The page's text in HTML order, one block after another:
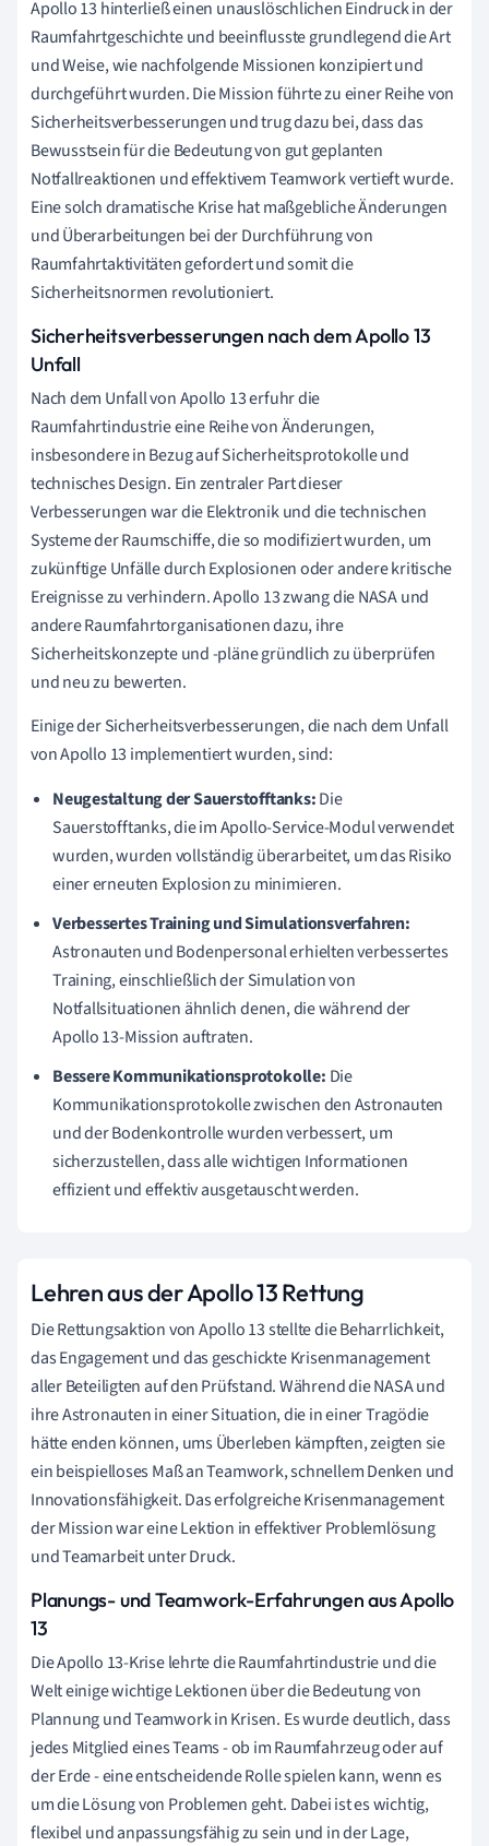
Apollo 13 hinterließ einen unauslöschlichen Eindruck in der
Raumfahrtgeschichte und beeinflusste grundlegend die Art
und Weise, wie nachfolgende Missionen konzipiert und
durchgeführt wurden. Die Mission führte zu einer Reihe von
Sicherheitsverbesserungen und trug dazu bei, dass das
Bewusstsein für die Bedeutung von gut geplanten
Notfallreaktionen und effektivem Teamwork vertieft wurde.
Eine solch dramatische Krise hat maßgebliche Änderungen
und Überarbeitungen bei der Durchführung von
Raumfahrtaktivitäten gefordert und somit die
Sicherheitsnormen revolutioniert.
Sicherheitsverbesserungen nach dem Apollo 13
Unfall
Nach dem Unfall von Apollo 13 erfuhr die
Raumfahrtindustrie eine Reihe von Änderungen,
insbesondere in Bezug auf Sicherheitsprotokolle und
technisches Design. Ein zentraler Part dieser
Verbesserungen war die Elektronik und die technischen
Systeme der Raumschiffe, die so modifiziert wurden, um
zukünftige Unfälle durch Explosionen oder andere kritische
Ereignisse zu verhindern. Apollo 13 zwang die NASA und
andere Raumfahrtorganisationen dazu, ihre
Sicherheitskonzepte und -pläne gründlich zu überprüfen
und neu zu bewerten.
Einige der Sicherheitsverbesserungen, die nach dem Unfall
von Apollo 13 implementiert wurden, sind:
Neugestaltung der Sauerstofftanks:Die
Sauerstofftanks, die im Apollo-Service-Modul verwendet
wurden, wurden vollständig überarbeitet, um das Risiko
einer erneuten Explosion zu minimieren.
Verbessertes Training und Simulationsverfahren:
Astronauten und Bodenpersonal erhielten verbessertes
Training, einschließlich der Simulation von
Notfallsituationen ähnlich denen, die während der
Apollo 13-Mission auftraten.
Bessere Kommunikationsprotokolle: Die
Kommunikationsprotokolle zwischen den Astronauten
und der Bodenkontrolle wurden verbessert, um
sicherzustellen, dass alle wichtigen Informationen
effizient und effektiv ausgetauscht werden.
Lehren aus der Apollo 13 Rettung
Die Rettungsaktion von Apollo 13 stellte die Beharrlichkeit,
das Engagement und das geschickte Krisenmanagement
aller Beteiligten auf den Prüfstand. Während die NASA und
ihre Astronauten in einer Situation, die in einer Tragödie
hätte enden können, ums Überleben kämpften, zeigten sie
ein beispielloses Maß an Teamwork, schnellem Denken und
Innovationsfähigkeit. Das erfolgreiche Krisenmanagement
der Mission war eine Lektion in effektiver Problemlösung
und Teamarbeit unter Druck.
Planungs- und Teamwork-Erfahrungen aus Apollo
13
Die Apollo 13-Krise lehrte die Raumfahrtindustrie und die
Welt einige wichtige Lektionen über die Bedeutung von
Plannung und Teamwork in Krisen. Es wurde deutlich, dass
jedes Mitglied eines Teams - ob im Raumfahrzeug oder auf
der Erde - eine entscheidende Rolle spielen kann, wenn es
um die Lösung von Problemen geht. Dabei ist es wichtig,
flexibel und anpassungsfähig zu sein und in der Lage,